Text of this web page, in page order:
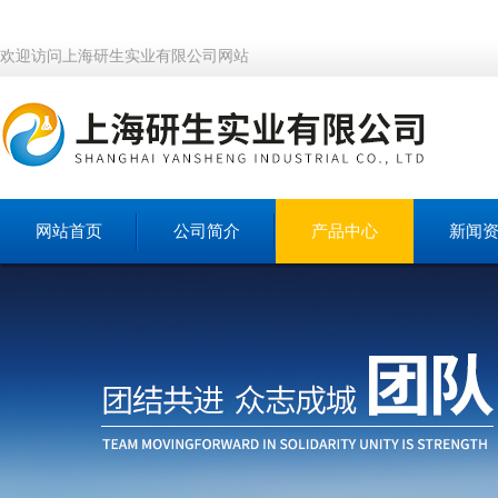
欢迎访问上海研生实业有限公司网站
网站首页 公司简介 产品中心 新闻